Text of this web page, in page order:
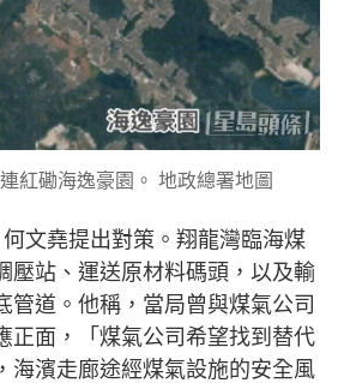
紅磡海逸豪園。 地政總署地圖
文堯提出對策。翔龍灣臨海煤
壓站、運送原材料碼頭，以及輸
管道。他稱，當局曾與煤氣公司
正面，「煤氣公司希望找到替代
海濱走廊途經煤氣設施的安全風